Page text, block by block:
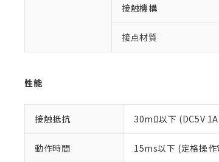
接触機構
接点材質
性能
接触抵抗 30mΩ以下 (DC5V
動作時間 15ms以下 (定格操
以
鉛
六価
※2
部品
「○
「×
「
※2
記
△
－